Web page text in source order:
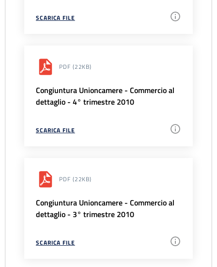
SCARICA FILE
PDF (22KB)
Congiuntura Unioncamere - Commercio al
dettaglio - 4° trimestre 2010
SCARICA FILE
PDF (22KB)
Congiuntura Unioncamere - Commercio al
dettaglio - 3° trimestre 2010
SCARICA FILE